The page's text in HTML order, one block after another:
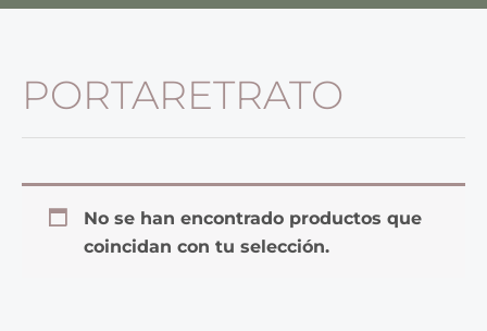
PORTARETRATO
No se han encontrado productos que
coincidan con tu selección.